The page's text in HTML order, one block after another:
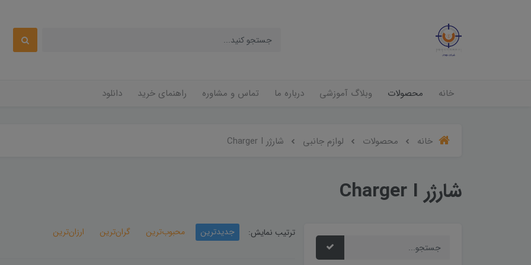
خانه محصولات وبلاگ آموزشی درباره ما تماس و مشاوره راهنمای خرید دانلود
خانه محصولات لوازم جانبی شارژر Charger I
شارژر Charger I
ترتیب نمایش: جدیدترین محبوب‌ترین گران‌ترین ارزان‌ترین